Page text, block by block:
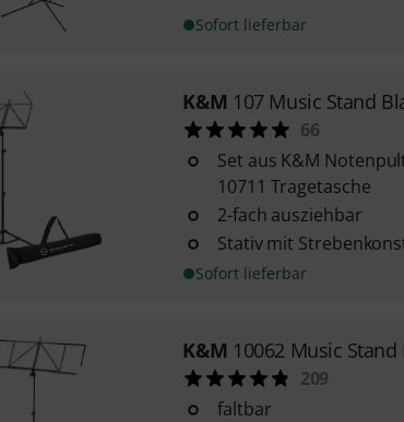
Sofort lieferbar
K&M 107 Music Stand
66
Set aus K&M
10711 Tragetasche
2-fach ausziehbar
Stativ mit
Sofort lieferbar
K&M 10062 Music Stand
209
faltbar